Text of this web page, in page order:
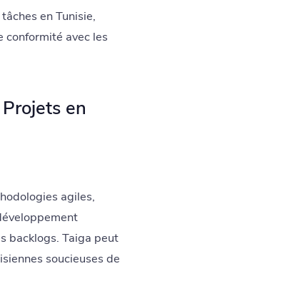
en Tunisie,
conformité avec les
en
agiles,
backlogs. Taiga peut
soucieuses de